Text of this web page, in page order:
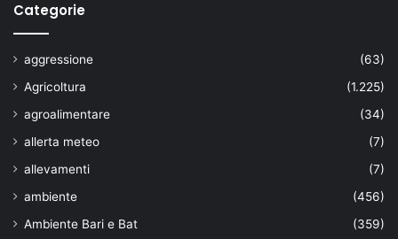
Categorie
aggressione
(63)
Agricoltura
(1.225)
agroalimentare
(34)
allerta meteo
(7)
allevamenti
(7)
ambiente
(456)
Ambiente Bari e Bat
(359)